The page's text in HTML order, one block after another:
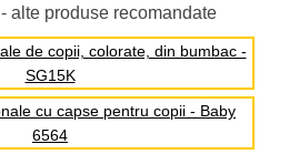
- alte produse recomandate